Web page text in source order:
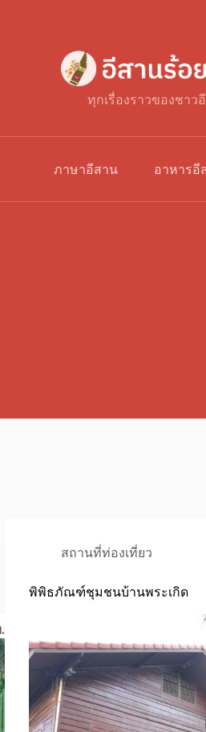
ทุกเรื่องราวของชาว
ภาษาอีสาน อาหารอี
สถานที่ท่องเที่ยว
พิพิธภัณฑ์ชุมชนบ้านพระเกิด